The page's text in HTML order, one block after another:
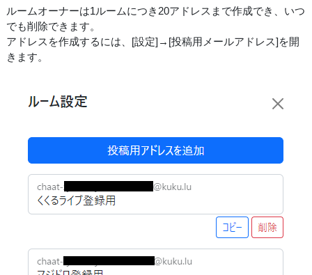
ルームオーナーは1ルームにつき20アドレスまで作成でき、いつ
でも削除できます。
アドレスを作成するには、[設定]→[投稿用メールアドレス]を開
きます。